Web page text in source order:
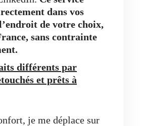
dans vos
de votre choix,
sans contrainte
différents par
et prêts à
je me déplace sur